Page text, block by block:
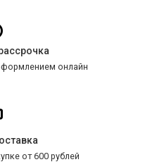
онлайн
от 600 рублей